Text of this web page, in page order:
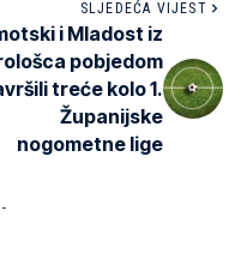
SLJEDEĆA VIJEST
i Mladost iz
pobjedom
treće kolo 1.
Županijske
nogometne lige